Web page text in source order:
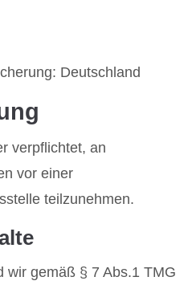
Deutschland
verpflichtet, an
vor einer
teilzunehmen.
wir gemäß § 7 Abs.1 TMG